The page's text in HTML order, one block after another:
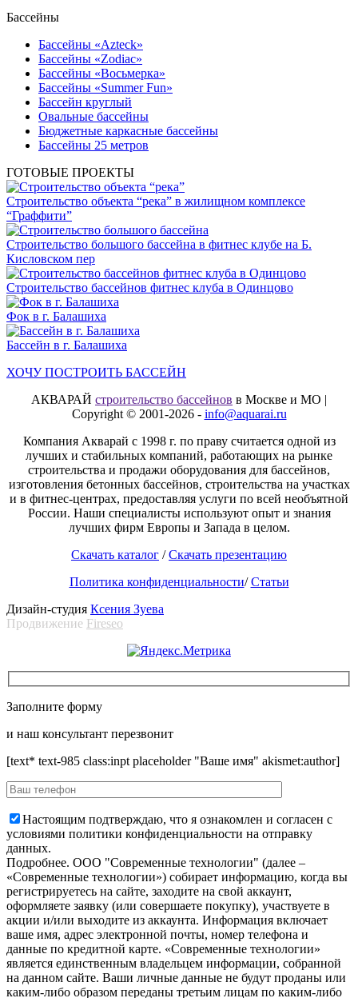
Бассейны
Бассейны «Azteck»
Бассейны «Zodiac»
Бассейны «Восьмерка»
Бассейны «Summer Fun»
Бассейн круглый
Овальные бассейны
Бюджетные каркасные бассейны
Бассейны 25 метров
ГОТОВЫЕ ПРОЕКТЫ
Строительство объекта “река” в жилищном комплексе
“Граффити”
Строительство большого бассейна в фитнес клубе на Б.
Кисловском пер
Строительство бассейнов фитнес клуба в Одинцово
Фок в г. Балашиха
Бассейн в г. Балашиха
ХОЧУ ПОСТРОИТЬ БАССЕЙН
АКВАРАЙ строительство бассейнов в Москве и МО |
Copyright © 2001-2026 - info@aquarai.ru
Компания Акварай с 1998 г. по праву считается одной из
лучших и стабильных компаний, работающих на рынке
строительства и продажи оборудования для бассейнов,
изготовления бетонных бассейнов, строительства на участках
и в фитнес-центрах, предоставляя услуги по всей необъятной
России. Наши специалисты используют опыт и знания
лучших фирм Европы и Запада в целом.
Скачать каталог / Скачать презентацию
Политика конфиденциальности/Статьи
Дизайн-студия Ксения Зуева
Продвижение Fireseo
Заполните форму
и наш консультант перезвонит
[text* text-985 class:inpt placeholder "Ваше имя" akismet:author]
Настоящим подтверждаю, что я ознакомлен и согласен с
условиями политики конфиденциальности на отправку
данных.
Подробнее. OOO "Современные технологии" (далее –
«Современные технологии») собирает информацию, когда вы
регистрируетесь на сайте, заходите на свой аккаунт,
оформляете заявку (или совершаете покупку), участвуете в
акции и/или выходите из аккаунта. Информация включает
ваше имя, адрес электронной почты, номер телефона и
данные по кредитной карте. «Современные технологии»
является единственным владельцем информации, собранной
на данном сайте. Ваши личные данные не будут проданы или
каким-либо образом переданы третьим лицам по каким-либо